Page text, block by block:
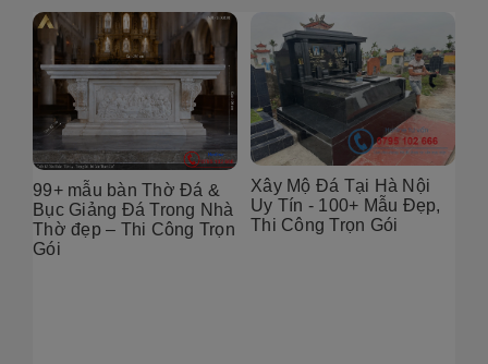
99+ mẫu bàn Thờ Đá &
Bục Giảng Đá Trong Nhà
Thờ đẹp – Thi Công Trọn
Gói
Xây Mộ Đá Tại Hà Nội
Uy Tín - 100+ Mẫu Đẹp,
Thi Công Trọn Gói